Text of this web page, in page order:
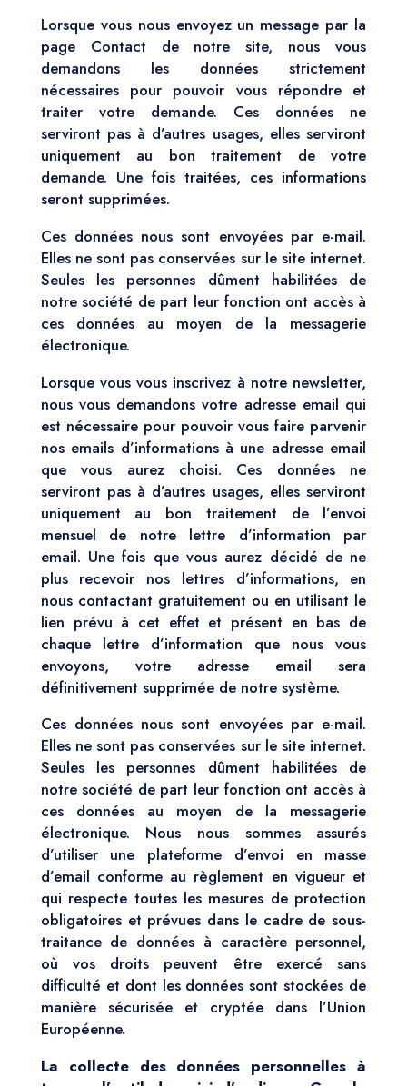
Lorsque vous nous envoyez un message par la
page Contact de notre site, nous vous
demandons les données strictement
nécessaires pour pouvoir vous répondre et
traiter votre demande. Ces données ne
serviront pas à d’autres usages, elles serviront
uniquement au bon traitement de votre
demande. Une fois traitées, ces informations
seront supprimées.
Ces données nous sont envoyées par e-mail.
Elles ne sont pas conservées sur le site internet.
Seules les personnes dûment habilitées de
notre société de part leur fonction ont accès à
ces données au moyen de la messagerie
électronique.
Lorsque vous vous inscrivez à notre newsletter,
nous vous demandons votre adresse email qui
est nécessaire pour pouvoir vous faire parvenir
nos emails d’informations à une adresse email
que vous aurez choisi. Ces données ne
serviront pas à d’autres usages, elles serviront
uniquement au bon traitement de l’envoi
mensuel de notre lettre d’information par
email. Une fois que vous aurez décidé de ne
plus recevoir nos lettres d’informations, en
nous contactant gratuitement ou en utilisant le
lien prévu à cet effet et présent en bas de
chaque lettre d’information que nous vous
envoyons, votre adresse email sera
définitivement supprimée de notre système.
Ces données nous sont envoyées par e-mail.
Elles ne sont pas conservées sur le site internet.
Seules les personnes dûment habilitées de
notre société de part leur fonction ont accès à
ces données au moyen de la messagerie
électronique. Nous nous sommes assurés
d’utiliser une plateforme d’envoi en masse
d’email conforme au règlement en vigueur et
qui respecte toutes les mesures de protection
obligatoires et prévues dans le cadre de sous-
traitance de données à caractère personnel,
où vos droits peuvent être exercé sans
difficulté et dont les données sont stockées de
manière sécurisée et cryptée dans l’Union
Européenne.
La collecte des données personnelles à